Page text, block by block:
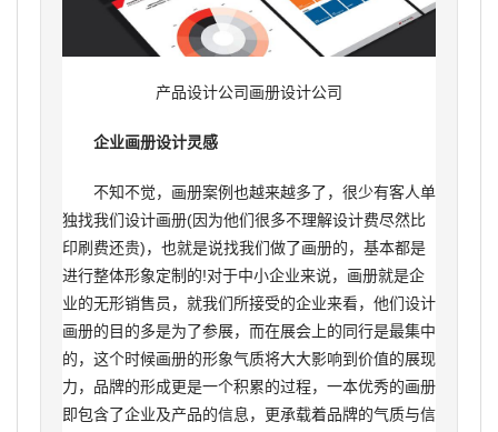
产品设计公司画册设计公司
企业画册设计灵感
不知不觉，画册案例也越来越多了，很少有客人单
独找我们设计画册(因为他们很多不理解设计费尽然比
印刷费还贵)，也就是说找我们做了画册的，基本都是
进行整体形象定制的!对于中小企业来说，画册就是企
业的无形销售员，就我们所接受的企业来看，他们设计
画册的目的多是为了参展，而在展会上的同行是最集中
的，这个时候画册的形象气质将大大影响到价值的展现
力，品牌的形成更是一个积累的过程，一本优秀的画册
即包含了企业及产品的信息，更承载着品牌的气质与信